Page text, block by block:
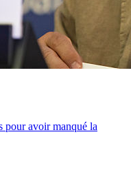
pour avoir manqué la